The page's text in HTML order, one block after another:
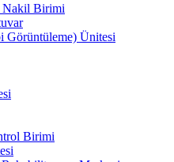
Nakil Birimi
Görüntüleme) Ünitesi
Birimi